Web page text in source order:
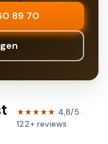
89 70
★★★★★ 4,8/5 ·
122+reviews